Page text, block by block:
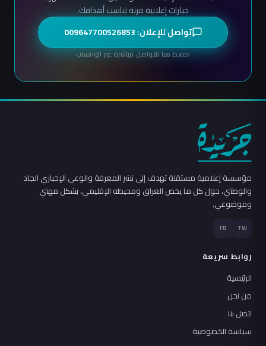
خيارات إعلانية مرنة تناسب أهدافك.
تواصل للإعلان: 009647700526853
اضغط هنا للتواصل مباشرة عبر الواتساب
مؤسسة إعلامية مستقلة تهدف إلى نشر المعرفة والوعي الإخباري الجاد
والوطني، حول كل ما يخص العراق ومحيطه الإقليمي، بشكل مهني
وموضوعي.
TW
FB
روابط سريعة
الرئيسية
من نحن
اتصل بنا
سياسة الخصوصية